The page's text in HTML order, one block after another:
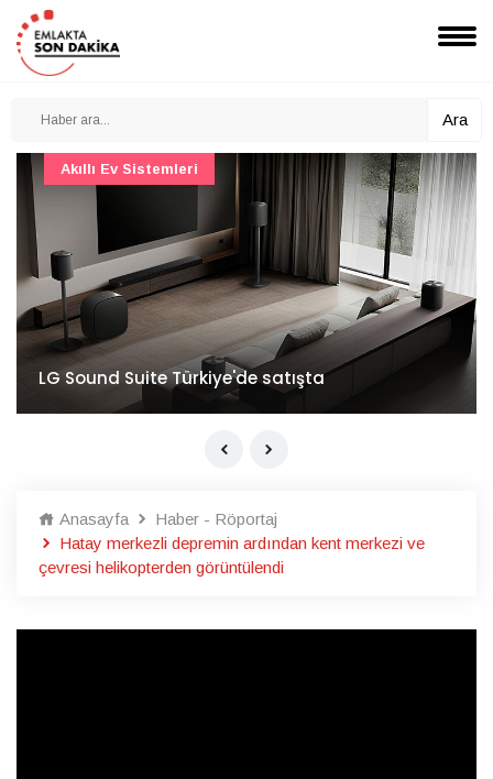
Ara
LG Sound Suite Türkiye'de satışta
Akıllı Ev Sistemleri
Anasayfa
Haber - Röportaj
Hatay merkezli depremin ardından kent merkezi ve
çevresi helikopterden görüntülendi